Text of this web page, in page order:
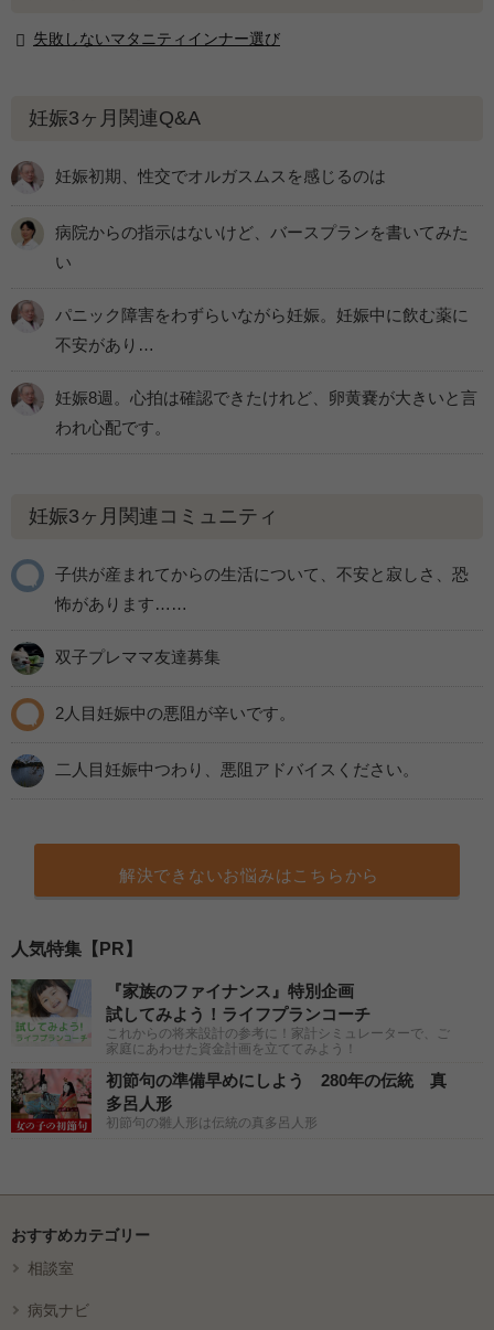
失敗しないマタニティインナー選び
妊娠3ヶ月関連Q&A
妊娠初期、性交でオルガスムスを感じるのは
病院からの指示はないけど、バースプランを書いてみた
い
パニック障害をわずらいながら妊娠。妊娠中に飲む薬に
不安があり…
妊娠8週。心拍は確認できたけれど、卵黄嚢が大きいと言
われ心配です。
妊娠3ヶ月関連コミュニティ
子供が産まれてからの生活について、不安と寂しさ、恐
怖があります……
双子プレママ友達募集
2人目妊娠中の悪阻が辛いです。
二人目妊娠中つわり、悪阻アドバイスください。
解決できないお悩みはこちらから
人気特集【PR】
『家族のファイナンス』特別企画
試してみよう！ライフプランコーチ
これからの将来設計の参考に！家計シミュレーターで、ご
家庭にあわせた資金計画を立ててみよう！
初節句の準備早めにしよう 280年の伝統 真
多呂人形
初節句の雛人形は伝統の真多呂人形
おすすめカテゴリー
相談室
病気ナビ